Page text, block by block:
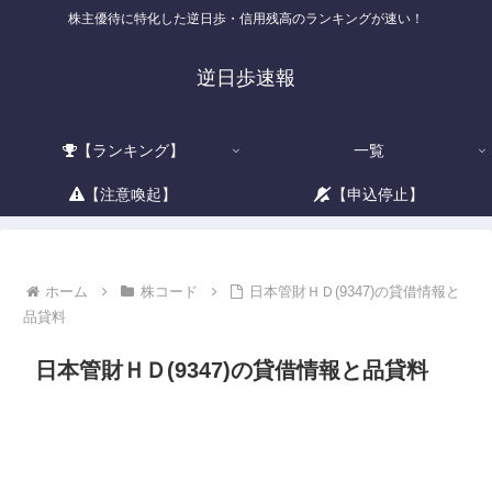
株主優待に特化した逆日歩・信用残高のランキングが速い！
逆日歩速報
【ランキング】 一覧
【注意喚起】 【申込停止】
ホーム 株コード
日本管財ＨＤ(9347)の貸借情報と
品貸料
日本管財ＨＤ(9347)の貸借情報と品貸料